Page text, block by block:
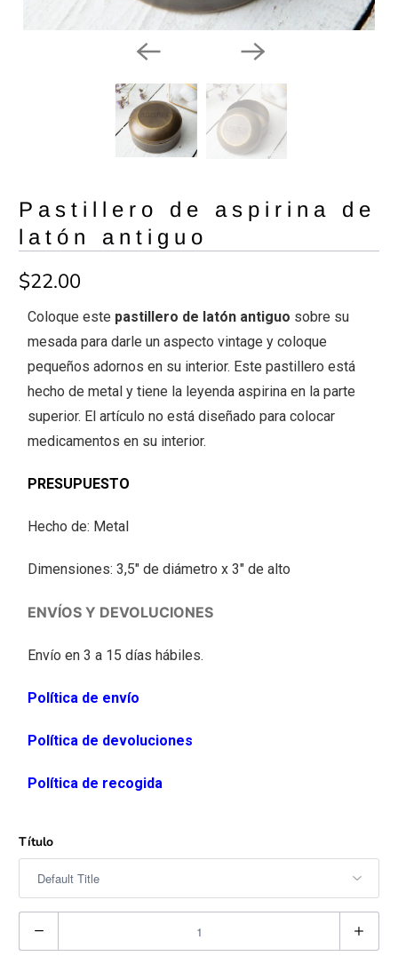
Pastillero de aspirina de
latón antiguo
$22.00
Coloque este pastillero de latón antiguo sobre su
mesada para darle un aspecto vintage y coloque
pequeños adornos en su interior. Este pastillero está
hecho de metal y tiene la leyenda aspirina en la parte
superior. El artículo no está diseñado para colocar
medicamentos en su interior.
PRESUPUESTO
Hecho de: Metal
Dimensiones: 3,5" de diámetro x 3" de alto
ENVÍOS Y DEVOLUCIONES
Envío en 3 a 15 días hábiles.
Política de envío
Política de devoluciones
Política de recogida
Título
a